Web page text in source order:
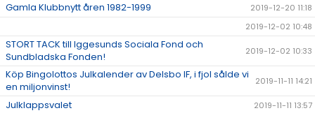
Gamla Klubbnytt åren 1982-1999
2019-12-20 11:18
2019-12-02 10:48
STORT TACK till Iggesunds Sociala Fond och
Sundbladska Fonden!
2019-12-02 10:33
Köp Bingolottos Julkalender av Delsbo IF, i fjol sålde vi
en miljonvinst!
2019-11-11 14:21
Julklappsvalet 2019-11-11 13:57